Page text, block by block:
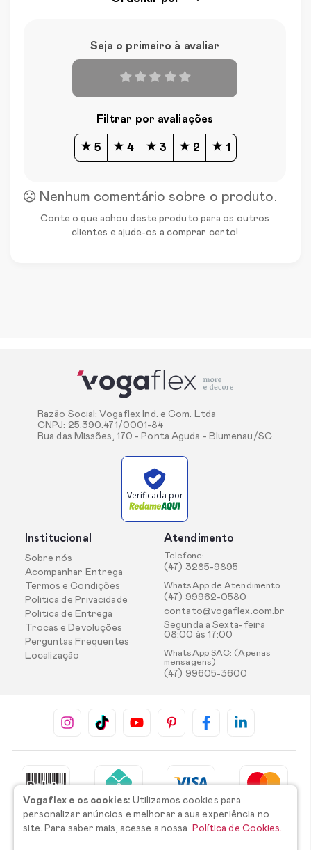
Seja o primeiro à avaliar
Filtrar por avaliações
5 4 3 2 1
Nenhum comentário sobre o produto.
Conte o que achou deste produto para os outros
clientes e ajude-os a comprar certo!
Razão Social: Vogaflex Ind. e Com. Ltda
CNPJ: 25.390.471/0001-84
Rua das Missões, 170 - Ponta Aguda - Blumenau/SC
Verificada por
Institucional
Sobre nós
Acompanhar Entrega
Termos e Condições
Politica de Privacidade
Politica de Entrega
Trocas e Devoluções
Perguntas Frequentes
Localização
Atendimento
Telefone:
(47) 3285-9895
WhatsApp de Atendimento:
(47) 99962-0580
contato@vogaflex.com.br
Segunda a Sexta-feira
08:00 às 17:00
WhatsApp SAC: (Apenas
mensagens)
(47) 99605-3600
Vogaflex e os cookies: Utilizamos cookies para
personalizar anúncios e melhorar a sua experiência no
site. Para saber mais, acesse a nossa
Política de Cookies.